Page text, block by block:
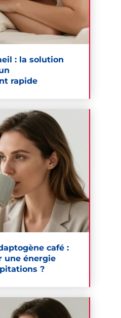
: la solution
rapide
café :
une énergie
?